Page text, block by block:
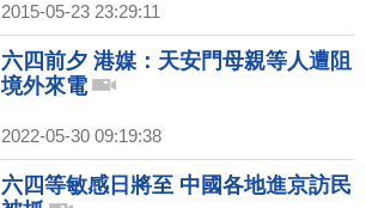
2015-05-23 23:29:11
六四前夕 港媒：天安門母親等人遭阻
境外來電
2022-05-30 09:19:38
六四等敏感日將至 中國各地進京訪民